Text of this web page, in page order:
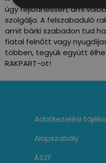
úgy fejlődhessen, ami
szolgálja. A felszabaduló
amit bárki szabadon tud
fiatal felnőtt vagy
többen, tegyük együtt
RAKPART-ot!
Adatkezelési
Alapszabály
ÁSZF